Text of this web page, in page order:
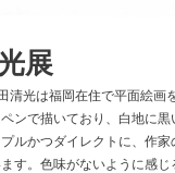
展
清光は福岡在住で平面絵画
ンで描いており、白地に
ルかつダイレクトに、作
す。色味がないように感